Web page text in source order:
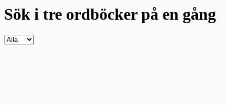
Sök i tre ordböckerpå en gång